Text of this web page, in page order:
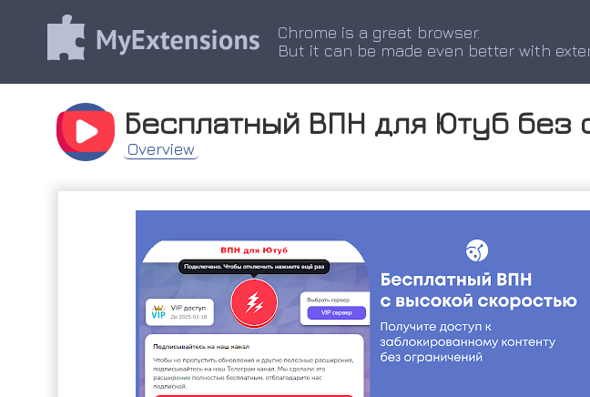
Chrome is a great browser.
But it can be made even better with
Бесплатный ВПН для Ютуб без
Overview